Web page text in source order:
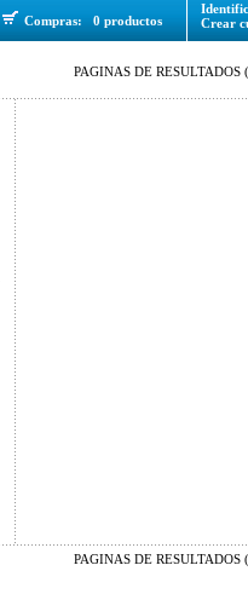
Compras: 0 productos
Crear
PAGINAS DE
PAGINAS DE